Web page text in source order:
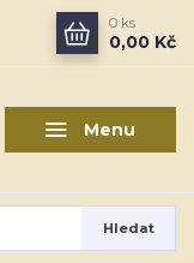
Menu
Hledat
0 ks
0,00 Kč